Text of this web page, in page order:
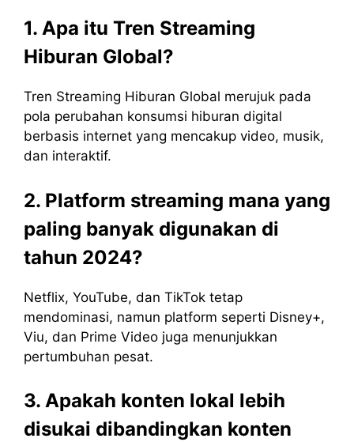
1. Apa itu Tren Streaming
Hiburan Global?
Tren Streaming Hiburan Global merujuk pada
pola perubahan konsumsi hiburan digital
berbasis internet yang mencakup video, musik,
dan interaktif.
2. Platform streaming mana yang
paling banyak digunakan di
tahun 2024?
Netflix, YouTube, dan TikTok tetap
mendominasi, namun platform seperti Disney+,
Viu, dan Prime Video juga menunjukkan
pertumbuhan pesat.
3. Apakah konten lokal lebih
disukai dibandingkan konten